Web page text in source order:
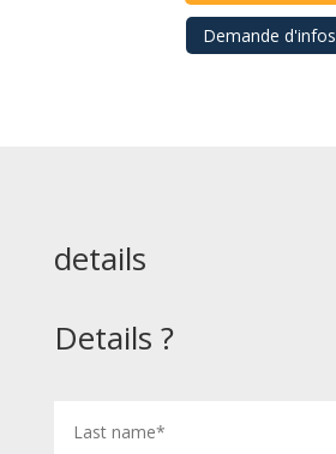
Demande d'infos
details
Details ?